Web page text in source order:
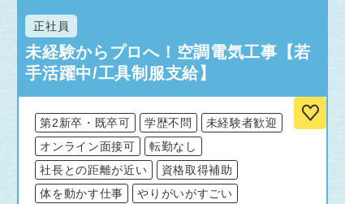
正社員
未経験からプロへ！空調電気工事【若
手活躍中/工具制服支給】
第2新卒・既卒可 学歴不問
未経験者歓迎
オンライン面接可
転勤なし
社長との距離が近い
資格取得補助
体を動かす仕事
やりがいがすごい